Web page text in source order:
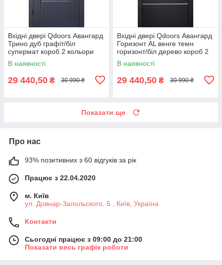
Вхідні двері Qdoors Авангард
Трино дуб графіт/біл
супермат короб 2 кольори
В наявності
29 440,50 ₴ 30 990 ₴
Вхідні двері Qdoors Авангард
Горизонт AL венге темн
горизонт/біл дерево короб 2
кольори
В наявності
29 440,50 ₴ 30 990 ₴
Показати ще
Про нас
93% позитивних з 60 відгуків за рік
Працює з 22.04.2020
м. Київ
ул. Довнар-Запольского, 5 , Київ, Україна
Контакти
Сьогодні працює з 09:00 до 21:00
Показати весь графік роботи